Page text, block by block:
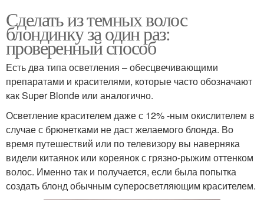
Сделать из темных волос
блондинку за один раз:
проверенный способ
Есть два типа осветления – обесцвечивающими
препаратами и красителями, которые часто обозначают
как Super Blonde или аналогично.
Осветление красителем даже с 12% -ным окислителем в
случае с брюнетками не даст желаемого блонда. Во
время путешествий или по телевизору вы наверняка
видели китаянок или кореянок с грязно-рыжим оттенком
волос. Именно так и получается, если была попытка
создать блонд обычным суперосветляющим красителем.